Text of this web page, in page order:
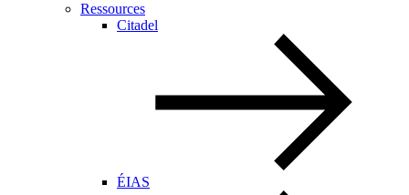
Ressources
Citadel
ÉIAS